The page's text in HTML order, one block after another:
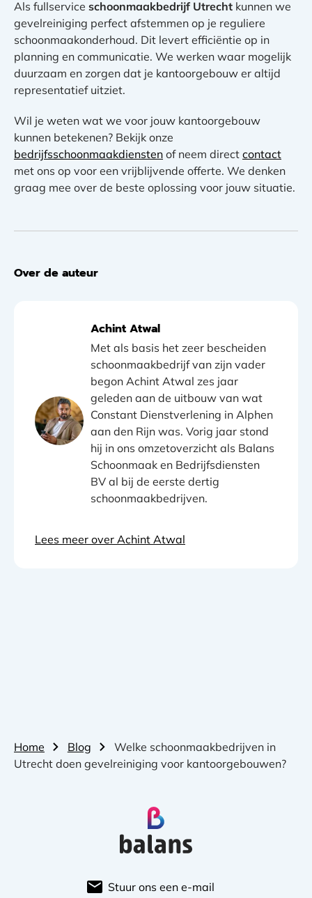
Als fullservice schoonmaakbedrijf Utrecht kunnen we
gevelreiniging perfect afstemmen op je reguliere
schoonmaakonderhoud. Dit levert efficiëntie op in
planning en communicatie. We werken waar mogelijk
duurzaam en zorgen dat je kantoorgebouw er altijd
representatief uitziet.
Wil je weten wat we voor jouw kantoorgebouw
kunnen betekenen? Bekijk onze
bedrijfsschoonmaakdiensten of neem direct contact
met ons op voor een vrijblijvende offerte. We denken
graag mee over de beste oplossing voor jouw situatie.
Over de auteur
Achint Atwal
Met als basis het zeer bescheiden
schoonmaakbedrijf van zijn vader
begon Achint Atwal zes jaar
geleden aan de uitbouw van wat
Constant Dienstverlening in Alphen
aan den Rijn was. Vorig jaar stond
hij in ons omzetoverzicht als Balans
Schoonmaak en Bedrijfsdiensten
BV al bij de eerste dertig
schoonmaakbedrijven.
Lees meer over Achint Atwal
Home Blog
Welke schoonmaakbedrijven in
Utrecht doen gevelreiniging voor kantoorgebouwen?
Stuur ons een e-mail